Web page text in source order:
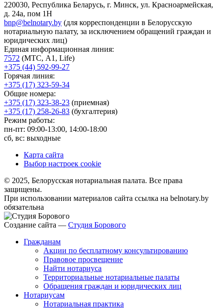
220030, Республика Беларусь, г. Минск, ул. Красноармейская,
д. 24а, пом 1Н
bnp@belnotary.by (для корреспонденции в Белорусскую
нотариальную палату, за исключением обращений граждан и
юридических лиц)
Единая информационная линия:
7572 (МТС, A1, Life)
+375 (44) 592-99-27
Горячая линия:
+375 (17) 323-59-34
Общие номера:
+375 (17) 323-38-23 (приемная)
+375 (17) 258-26-83 (бухгалтерия)
Режим работы:
пн-пт: 09:00-13:00, 14:00-18:00
сб, вс: выходные
Карта сайта
Выбор настроек cookie
© 2025, Белорусская нотариальная палата. Все права
защищены.
При использовании материалов сайта ссылка на belnotary.by
обязательна
Создание сайта — Студия Борового
Гражданам
Акции по бесплатному консультированию
Правовое просвещение
Найти нотариуса
Территориальные нотариальные палаты
Обращения граждан и юридических лиц
Нотариусам
Нотариальная практика